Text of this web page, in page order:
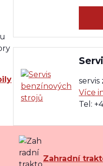
Více
Tel:
Zahradní